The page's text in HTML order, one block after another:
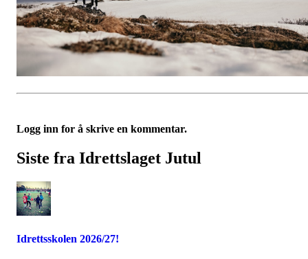
Logg inn for å skrive en kommentar.
Siste fra Idrettslaget Jutul
Idrettsskolen 2026/27!